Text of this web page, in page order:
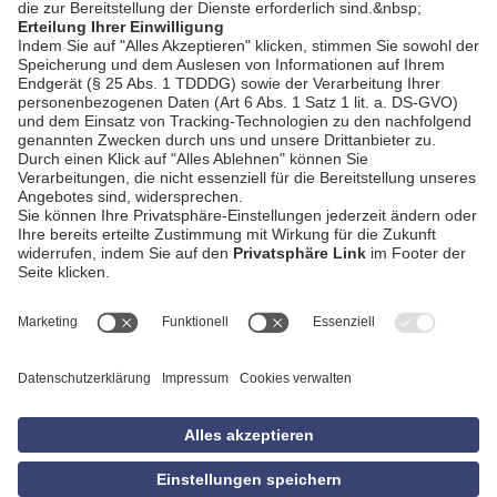
AGB
Datenschutzerklärung
Empfang
Privatsphäre